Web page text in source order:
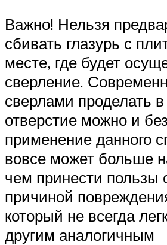
Важно! Нельзя
сбивать глазурь с
месте, где будет
сверление.
сверлами проделать
отверстие можно и
применение данного
вовсе может больше
чем принести пользы
причиной
который не всегда
другим аналогичным